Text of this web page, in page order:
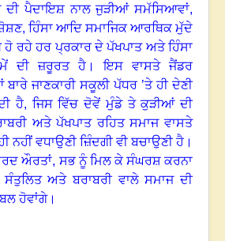
ਪੈਦਾਇਸ਼ ਨਾਲ ਜੁੜੀਆਂ ਸਮੱਸਿਆਵਾਂ,
, ਹਿੰਸਾ ਆਦਿ ਸਮਾਜਿਕ ਆਰਥਿਕ ਮੁੱਦੇ
ਰਹੇ ਹਰ ਪ੍ਰਕਾਰ ਦੇ ਪੱਖਪਾਤ ਅਤੇ ਹਿੰਸਾ
ਦੀ ਜ਼ਰੂਰਤ ਹੈ ।ਇਸ ਵਾਸਤੇ ਜੈਂਡਰ
ਜਾਣਕਾਰੀ ਸਕੂਲੀ ਪੱਧਰ ’ਤੇ ਹੀ ਦੇਣੀ
ਹੈ, ਜਿਸ ਵਿੱਚ ਦੋਵੇਂ ਮੁੰਡੇ ਤੇ ਕੁੜੀਆਂ ਦੀ
ਅਤੇ ਪੱਖਪਾਤ ਰਹਿਤ ਸਮਾਜ ਵਾਸਤੇ
ਨਹੀਂ ਵਧਾਉਣੀ ਜ਼ਿੰਦਗੀ ਵੀ ਬਚਾਉਣੀ ਹੈ ।
ਔਰਤਾਂ, ਸਭ ਨੂੰ ਮਿਲ ਕੇ ਸੰਘਰਸ਼ ਕਰਨਾ
ਅਤੇ ਬਰਾਬਰੀ ਵਾਲੇ ਸਮਾਜ ਦੀ
ਹੋਵਾਂਗੇ।